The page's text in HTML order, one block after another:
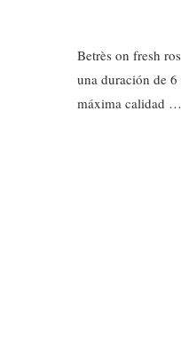
Betrès on fresh
una duración de
máxima calidad …